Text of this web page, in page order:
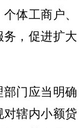
体工商户、
，促进扩大
门应当明确
对辖内小额贷